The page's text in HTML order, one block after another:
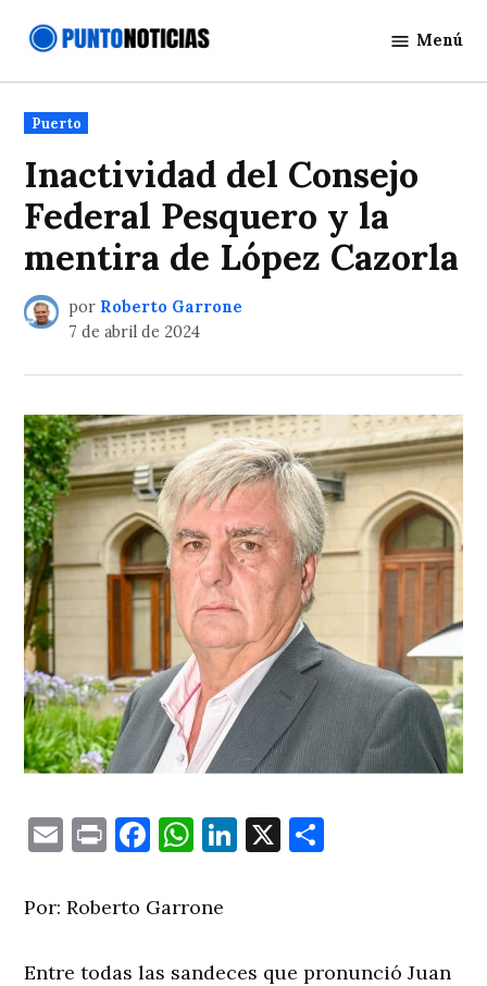
Noticias
Menú
Publicado
en
Puerto
Inactividad del Consejo
Federal Pesquero y la
mentira de López Cazorla
por Roberto Garrone
7 de abril de 2024
EmailPrintFacebook
WhatsApp
LinkedIn
X
Por: Roberto Garrone
Entre todas las sandeces que pronunció Juan